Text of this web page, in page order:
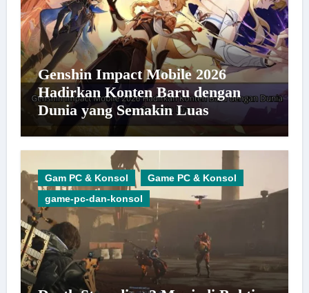
Genshin Impact Mobile 2026
Hadirkan Konten Baru dengan
Dunia yang Semakin Luas
Gam PC & Konsol
Game PC & Konsol
game-pc-dan-konsol